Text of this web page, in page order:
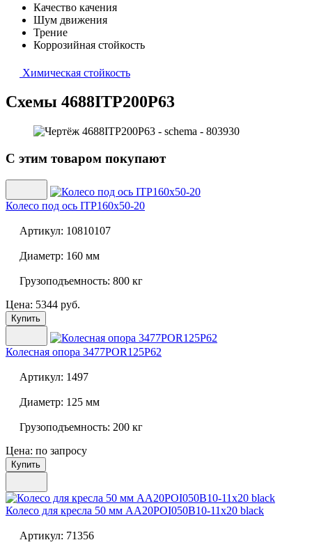
Качество качения
Шум движения
Трение
Коррозийная стойкость
Химическая стойкость
Схемы 4688ITP200P63
С этим товаром покупают
Колесо под ось ITP160x50-20
Артикул: 10810107
Диаметр: 160 мм
Грузоподъемность: 800 кг
Цена: 5344 руб.
Купить
Колесная опора 3477POR125P62
Артикул: 1497
Диаметр: 125 мм
Грузоподъемность: 200 кг
Цена: по запросу
Купить
Колесо для кресла 50 мм AA20POI050B10-11x20 black
Артикул: 71356